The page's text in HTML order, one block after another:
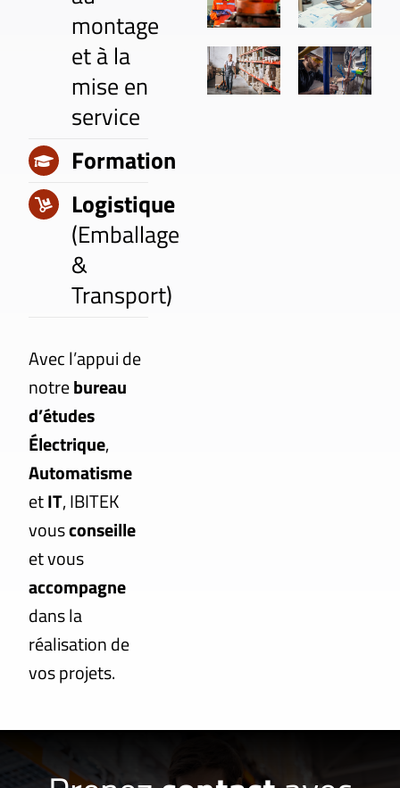
montage
et à la
mise en
service
Formation
Logistique
(Emballage
&
Transport)
Avec l’appui de
notrebureau
d’études
Électrique,
Automatisme
etIT, IBITEK
vousconseille
et vous
accompagne
dans la
réalisation de
vos projets.